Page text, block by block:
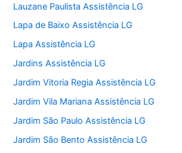
Lauzane Paulista Assistência LG
Lapa de Baixo Assistência LG
Lapa Assistência LG
Jardins Assistência LG
Jardim Vitoria Regia Assistência LG
Jardim Vila Mariana Assistência LG
Jardim São Paulo Assistência LG
Jardim São Bento Assistência LG